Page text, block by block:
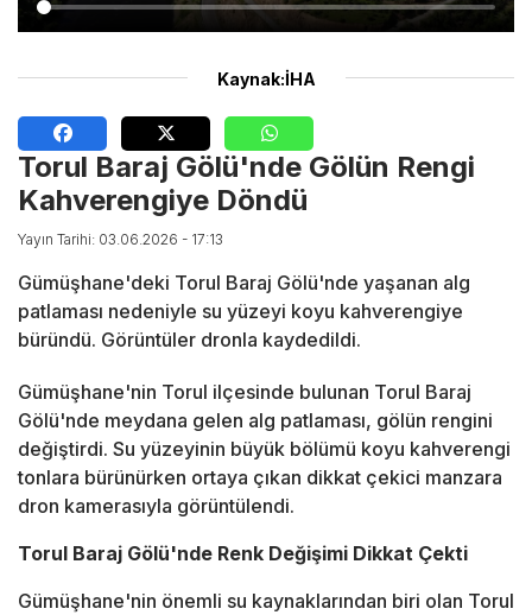
Kaynak:İHA
Torul Baraj Gölü'nde Gölün Rengi
Kahverengiye Döndü
Yayın Tarihi: 03.06.2026 - 17:13
Gümüşhane'deki Torul Baraj Gölü'nde yaşanan alg
patlaması nedeniyle su yüzeyi koyu kahverengiye
büründü. Görüntüler dronla kaydedildi.
Gümüşhane'nin Torul ilçesinde bulunan Torul Baraj
Gölü'nde meydana gelen alg patlaması, gölün rengini
değiştirdi. Su yüzeyinin büyük bölümü koyu kahverengi
tonlara bürünürken ortaya çıkan dikkat çekici manzara
dron kamerasıyla görüntülendi.
Torul Baraj Gölü'nde Renk Değişimi Dikkat Çekti
Gümüşhane'nin önemli su kaynaklarından biri olan Torul